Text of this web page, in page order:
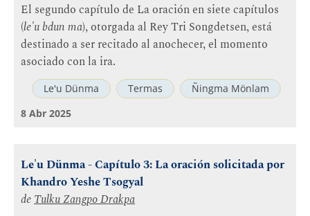
El segundo capítulo de La oración en siete capítulos
(le'u bdun ma), otorgada al Rey Tri Songdetsen, está
destinado a ser recitado al anochecer, el momento
asociado con la ira.
Le'u Dünma Termas
Ñingma Mönlam
8 Abr 2025
Le'u Dünma - Capítulo 3: La oración solicitada por
Khandro Yeshe Tsogyal
deTulku Zangpo Drakpa